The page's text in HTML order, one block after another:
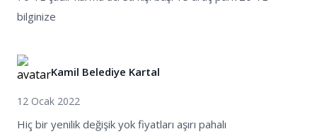
bilginize
Kamil Belediye Kartal
12 Ocak 2022
Hiç bir yenilik değişik yok fiyatları aşırı pahalı